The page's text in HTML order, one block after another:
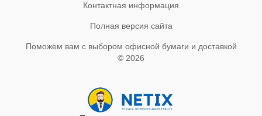
Контактная информация
Полная версия сайта
Поможем вам с выбором офисной бумаги и доставкой
© 2026